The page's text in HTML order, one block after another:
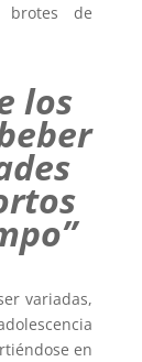
brotes de
los
variadas,
en